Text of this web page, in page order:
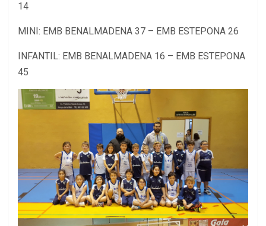
14
MINI: EMB BENALMADENA 37 – EMB ESTEPONA 26
INFANTIL: EMB BENALMADENA 16 – EMB ESTEPONA
45